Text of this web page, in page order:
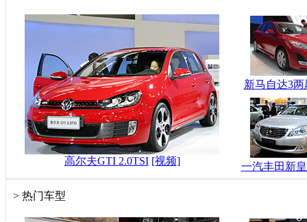
高尔夫GTI 2.0TSI [视频]
新马自达3两
一汽丰田新
> 热门车型